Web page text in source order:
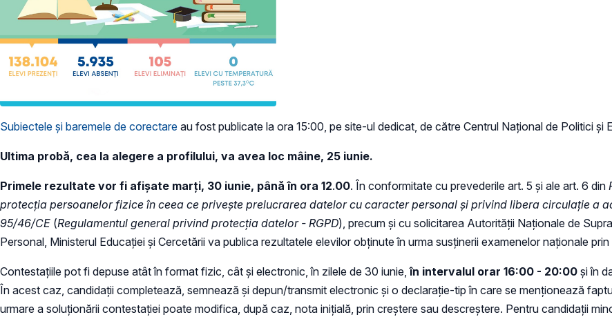
Subiectele și baremele de corectare au fost publicate la ora 15:00, pe site-ul dedicat, de către Centrul Național de Politici și
Ultima probă, cea la alegere a profilului, va avea loc mâine, 25 iunie.
Primele rezultate vor fi afișate marți, 30 iunie, până în ora 12.00. În conformitate cu prevederile art. 5 și ale art. 6 din
protecția persoanelor fizice în ceea ce privește prelucrarea datelor cu caracter personal și privind libera circulație a
95/46/CE (Regulamentul general privind protecția datelor - RGPD), precum și cu solicitarea Autorității Naționale de
Personal, Ministerul Educației și Cercetării va publica rezultatele elevilor obținute în urma susținerii examenelor naționale
Contestațiile pot fi depuse atât în format fizic, cât și electronic, în zilele de 30 iunie,în intervalul orar 16:00 - 20:00 și în
În acest caz, candidații completează, semnează și depun/transmit electronic și o declarație-tip în care se menționează
urmare a soluționării contestației poate modifica, după caz, nota inițială, prin creștere sau descreștere. Pentru candidații